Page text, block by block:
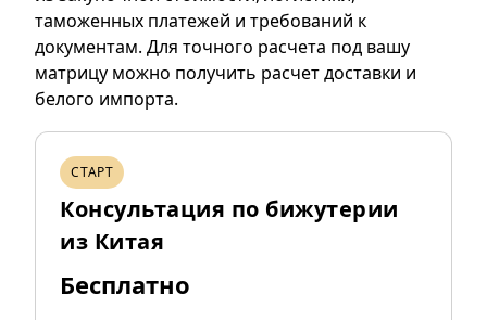
таможенных платежей и требований к
документам. Для точного расчета под вашу
матрицу можно получить расчет доставки и
белого импорта.
СТАРТ
Консультация по бижутерии
из Китая
Бесплатно